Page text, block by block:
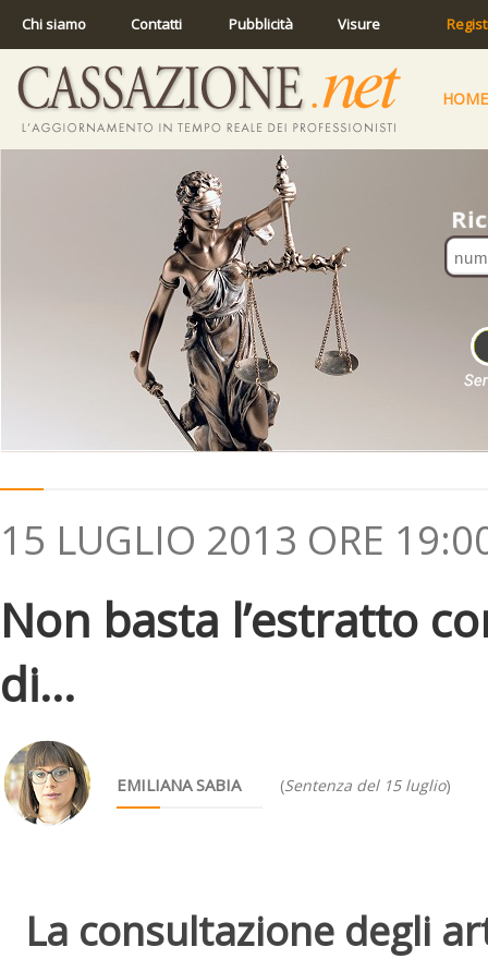
Chi siamo Contatti Pubblicità Visure
HOME
15 LUGLIO 2013 ORE
Non basta l’estratto
di...
EMILIANA SABIA (Sentenza del 15 luglio)
La consultazione degli